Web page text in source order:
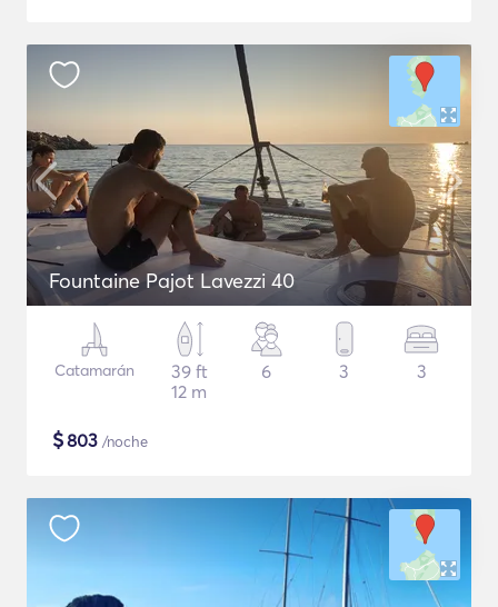
Fountaine Pajot Lavezzi 40
Catamarán
39 ft
12 m
6 3 3
$803 /noche